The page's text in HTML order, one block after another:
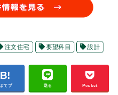
注文住宅 要望科目 設計
てブ 送る Pocket